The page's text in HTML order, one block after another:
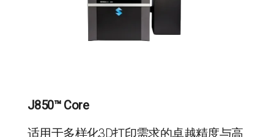
J850™ Core
适用于多样化3D打印需求的卓越精度与高